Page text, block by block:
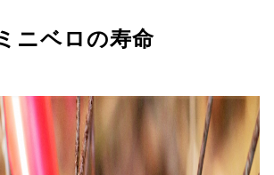
ニベロの寿命